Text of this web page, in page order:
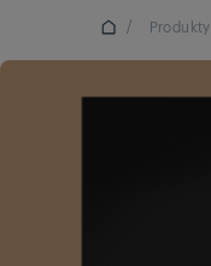
/ Produkty